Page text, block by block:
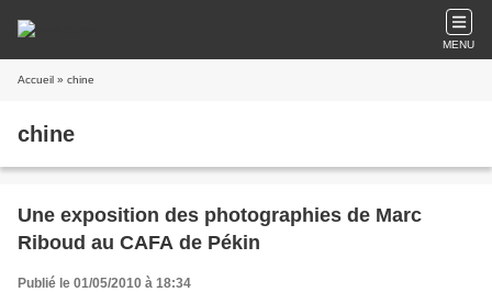
MENU
Accueil » chine
chine
Une exposition des photographies de Marc
Riboud au CAFA de Pékin
Publié le 01/05/2010 à 18:34